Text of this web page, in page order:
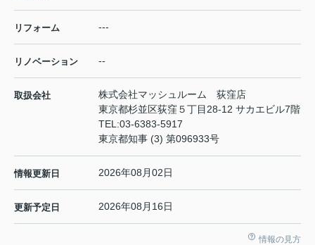
リフォーム ---
リノベーション --
取扱会社
株式会社マッシュルーム 荻窪店
東京都杉並区荻窪５丁目28-12 サカエビル7階
TEL:03-6383-5917
東京都知事 (3) 第096933号
情報更新日 2026年08月02日
更新予定日 2026年08月16日
情報の見方